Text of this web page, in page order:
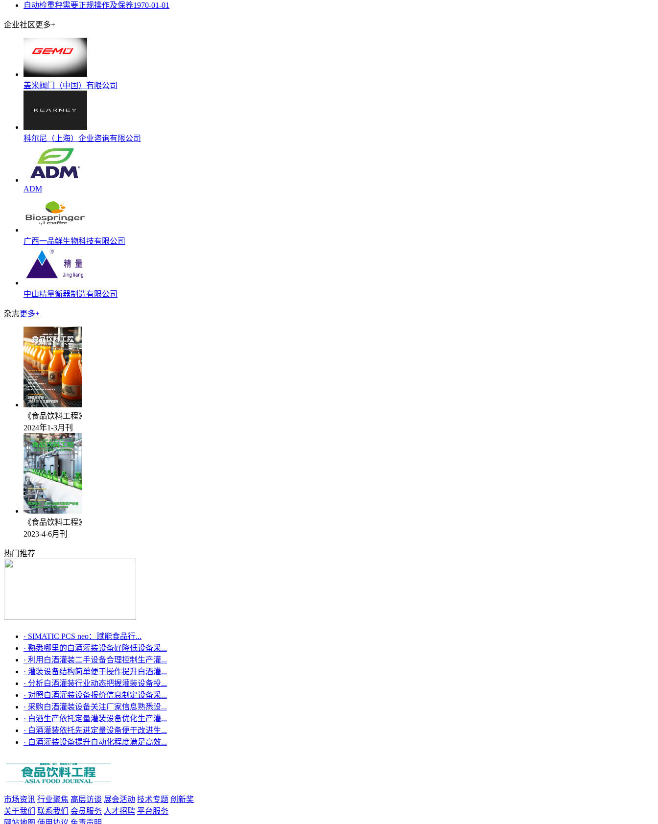
自动检重秤需要正规操作及保养1970-01-01
企业社区更多+
盖米阀门（中国）有限公司
科尔尼（上海）企业咨询有限公司
ADM
广西一品鲜生物科技有限公司
中山精量衡器制造有限公司
杂志更多+
《食品饮料工程》
2024年1-3月刊
《食品饮料工程》
2023-4-6月刊
热门推荐
· SIMATIC PCS neo：赋能食品行...
· 熟悉哪里的白酒灌装设备好降低设备采...
· 利用白酒灌装二手设备合理控制生产灌...
· 灌装设备结构简单便于操作提升白酒灌...
· 分析白酒灌装行业动态把握灌装设备投...
· 对照白酒灌装设备报价信息制定设备采...
· 采购白酒灌装设备关注厂家信息熟悉设...
· 白酒生产依托定量灌装设备优化生产灌...
· 白酒灌装依托先进定量设备便于改进生...
· 白酒灌装设备提升自动化程度满足高效...
市场资讯 行业聚焦 高层访谈 展会活动 技术专题 创新奖
关于我们
联系我们 会员服务 人才招聘 平台服务